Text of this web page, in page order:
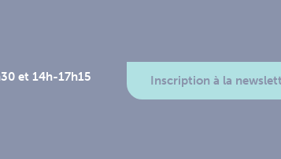
et 14h-17h15
Inscription à la